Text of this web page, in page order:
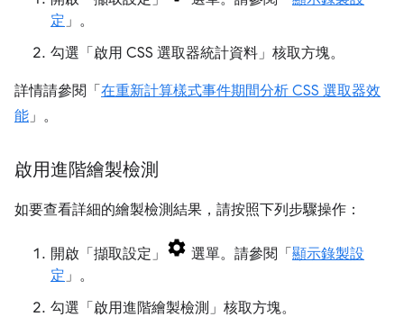
定 」。
勾選「啟用 CSS 選取器統計資料」 核取方塊。
詳情請參閱「在重新計算樣式事件期間分析 CSS 選取器效
能 」。
啟用進階繪製檢測
如要查看詳細的繪製檢測結果，請按照下列步驟操作：
開啟「擷取設定」 選單。請參閱「顯示錄製設
定 」。
勾選「啟用進階繪製檢測」 核取方塊。